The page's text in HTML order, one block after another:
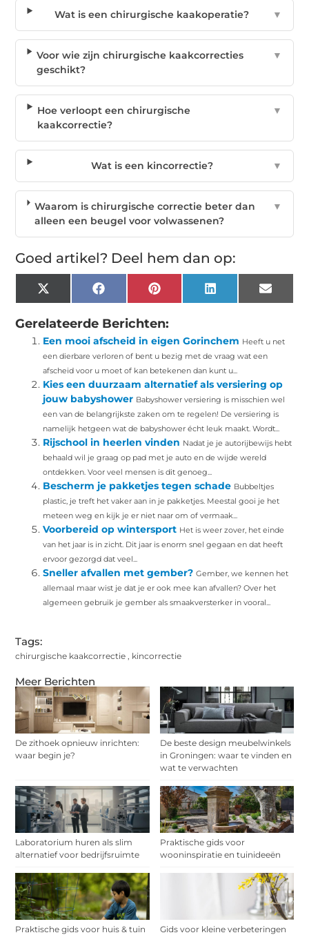
Meer Berichten
De zithoek opnieuw inrichten:
waar begin je?
De beste design meubelwinkels
in Groningen: waar te vinden en
wat te verwachten
Laboratorium huren als slim
alternatief voor bedrijfsruimte
Praktische gids voor
wooninspiratie en tuinideeën
Praktische gids voor huis & tuin Gids voor kleine verbeteringen
Wat is een chirurgische kaakoperatie? ▼
Voor wie zijn chirurgische kaakcorrecties
geschikt?
▼
Hoe verloopt een chirurgische
kaakcorrectie?
▼
Wat is een kincorrectie? ▼
Waarom is chirurgische correctie beter dan
alleen een beugel voor volwassenen?
▼
Goed artikel? Deel hem dan op:
X
(Twitter)
Facebook Pinterest LinkedIn Email
Gerelateerde Berichten:
Een mooi afscheid in eigen Gorinchem Heeft u net
een dierbare verloren of bent u bezig met de vraag wat een
afscheid voor u moet of kan betekenen dan kunt u...
Kies een duurzaam alternatief als versiering op
jouw babyshower Babyshower versiering is misschien wel
een van de belangrijkste zaken om te regelen! De versiering is
namelijk hetgeen wat de babyshower écht leuk maakt. Wordt...
Rijschool in heerlen vinden Nadat je je autorijbewijs hebt
behaald wil je graag op pad met je auto en de wijde wereld
ontdekken. Voor veel mensen is dit genoeg...
Bescherm je pakketjes tegen schade Bubbeltjes
plastic, je treft het vaker aan in je pakketjes. Meestal gooi je het
meteen weg en kijk je er niet naar om of vermaak...
Voorbereid op wintersport Het is weer zover, het einde
van het jaar is in zicht. Dit jaar is enorm snel gegaan en dat heeft
ervoor gezorgd dat veel...
Sneller afvallen met gember? Gember, we kennen het
allemaal maar wist je dat je er ook mee kan afvallen? Over het
algemeen gebruik je gember als smaakversterker in vooral...
Tags:
chirurgische kaakcorrectie kincorrectie